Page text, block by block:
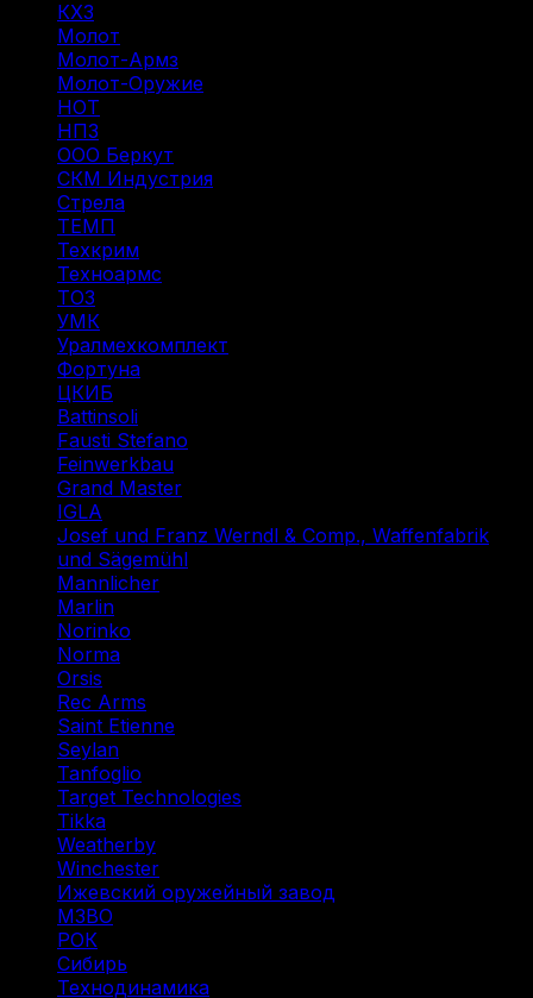
КХЗ
Молот
Молот-Армз
Молот-Оружие
НОТ
НПЗ
ООО Беркут
СКМ Индустрия
Стрела
ТЕМП
Техкрим
Техноармс
ТОЗ
УМК
Уралмехкомплект
Фортуна
ЦКИБ
Battinsoli
Fausti Stefano
Feinwerkbau
Grand Master
IGLA
Josef und Franz Werndl & Comp., Waffenfabrik
und Sägemühl
Mannlicher
Marlin
Norinko
Norma
Orsis
Rec Arms
Saint Etienne
Seylan
Tanfoglio
Target Technologies
Tikka
Weatherby
Winchester
Ижевский оружейный завод
МЗВО
РОК
Сибирь
Технодинамика